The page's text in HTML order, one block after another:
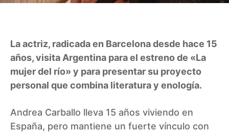
La actriz, radicada en Barcelona desde hace 15
años, visita Argentina para el estreno de «La
mujer del río» y para presentar su proyecto
personal que combina literatura y enología.
Andrea Carballo lleva 15 años viviendo en
España, pero mantiene un fuerte vínculo con